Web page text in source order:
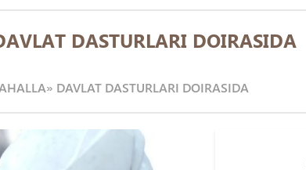
DASTURLARI DOIRASIDA
DAVLAT DASTURLARI DOIRASIDA